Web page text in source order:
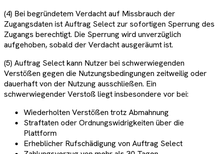
(4) Bei begründetem Verdacht auf Missbrauch der
Zugangsdaten ist Auftrag Select zur sofortigen Sperrung des
Zugangs berechtigt. Die Sperrung wird unverzüglich
aufgehoben, sobald der Verdacht ausgeräumt ist.
(5) Auftrag Select kann Nutzer bei schwerwiegenden
Verstößen gegen die Nutzungsbedingungen zeitweilig oder
dauerhaft von der Nutzung ausschließen. Ein
schwerwiegender Verstoß liegt insbesondere vor bei:
Wiederholten Verstößen trotz Abmahnung
Straftaten oder Ordnungswidrigkeiten über die
Plattform
Erheblicher Rufschädigung von Auftrag Select